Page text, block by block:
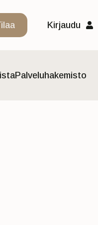
Kirjaudu
Palveluhakemisto